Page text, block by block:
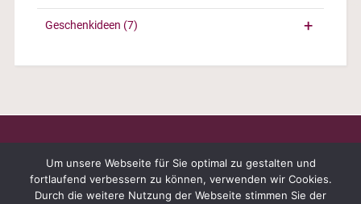
Geschenkideen (7)
Um unsere Webseite für Sie optimal zu gestalten und
fortlaufend verbessern zu können, verwenden wir Cookies.
Durch die weitere Nutzung der Webseite stimmen Sie der